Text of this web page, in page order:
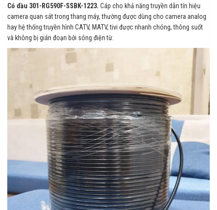
Có dầu 301-RG590F-SSBK-1223. Cáp cho khả năng truyền dẫn tín hiệu
camera quan sát trong thang máy, thường được dùng cho camera analog
hay hệ thống truyền hình CATV, MATV, tivi được nhanh chóng, thông suốt
và không bị gián đoạn bởi sóng điện từ.